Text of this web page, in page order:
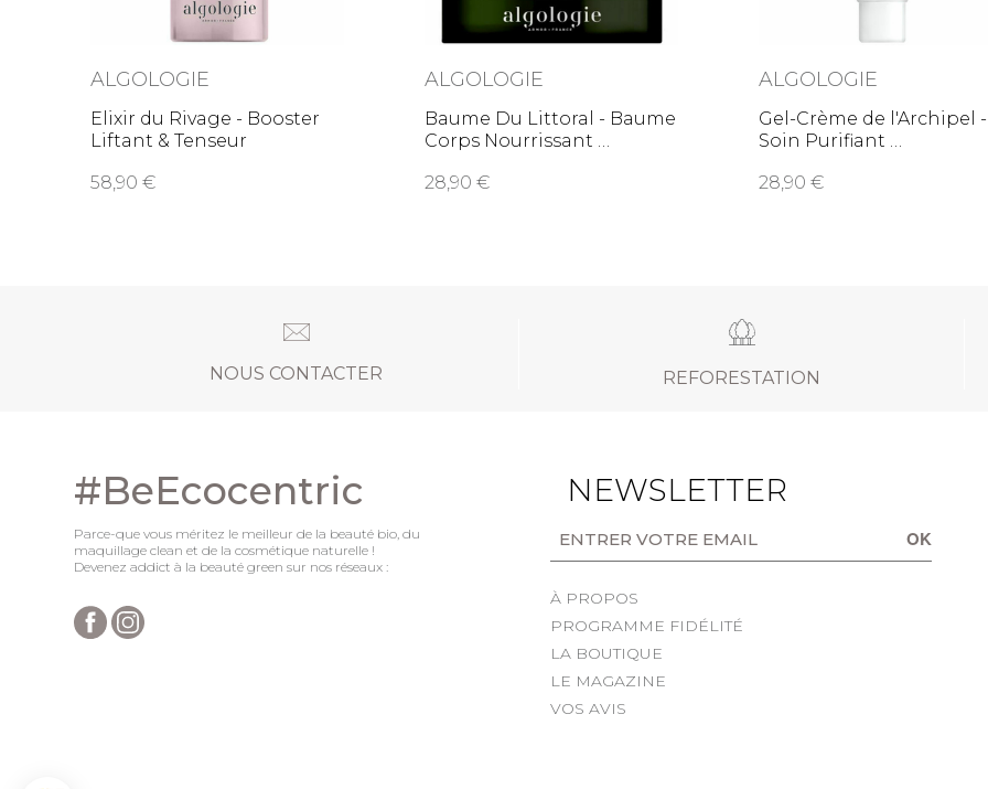
ALGOLOGIE
Elixir du Rivage - Booster
Liftant & Tenseur
58,90
ALGOLOGIE
Baume Du Littoral - Baume
Corps Nourrissant
28,90
ALGOLOGIE
Gel-Crème de l'Archipel -
Soin Purifiant
28,90
NOUS CONTACTER REFORESTATION
#BeEcocentric
Parce-que vous méritez le meilleur de la beauté bio, du
maquillage clean et de la cosmétique naturelle !
Devenez addict à la beauté green sur nos réseaux :
NEWSLETTER
OK
À PROPOS
PROGRAMME FIDÉLITÉ
LA BOUTIQUE
LE MAGAZINE
VOS AVIS